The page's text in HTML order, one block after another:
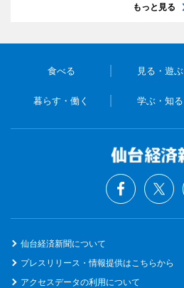
もっと見る
食べる 見る・遊ぶ
暮らす・働く 学ぶ・知る
仙台経済新聞について
プレスリリース・情報提供はこちらから
アクセスデータの利用について